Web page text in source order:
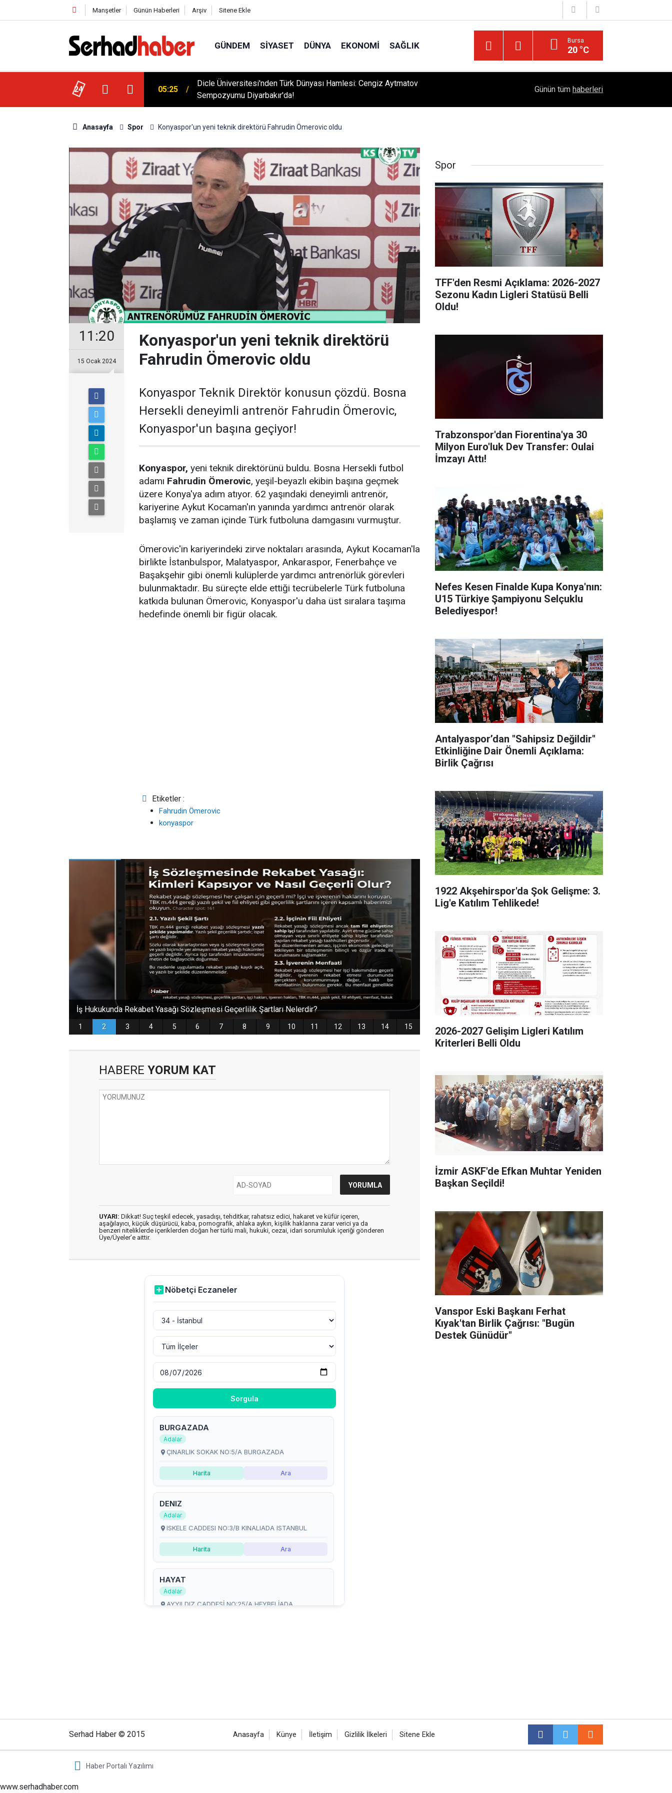
Manşetler Günün Haberleri Arşiv Sitene Ekle
GÜNDEM SIYASET DÜNYA EKONOMI SAĞLIK Bursa
20 °C
24
Düşük Kalorili Multi-Fiber İçecek Tozu 05:25
Dicle Üniversitesi'nden Türk Dünyası Hamlesi: Cengiz Aytmatov
Sempozyumu Diyarbakır'da!
Günün tüm haberleri
Anasayfa Spor Konyaspor'un yeni teknik direktörü Fahrudin Ömerovic oldu
11:20
15 Ocak 2024
Konyaspor'un yeni teknik direktörü
Fahrudin Ömerovic oldu
Konyaspor Teknik Direktör konusun çözdü. Bosna
Hersekli deneyimli antrenör Fahrudin Ömerovic,
Konyaspor'un başına geçiyor!
Konyaspor, yeni teknik direktörünü buldu. Bosna Hersekli futbol
adamı Fahrudin Ömerovic, yeşil-beyazlı ekibin başına geçmek
üzere Konya'ya adım atıyor. 62 yaşındaki deneyimli antrenör,
kariyerine Aykut Kocaman'ın yanında yardımcı antrenör olarak
başlamış ve zaman içinde Türk futboluna damgasını vurmuştur.
Ömerovic'in kariyerindeki zirve noktaları arasında, Aykut Kocaman'la
birlikte İstanbulspor, Malatyaspor, Ankaraspor, Fenerbahçe ve
Başakşehir gibi önemli kulüplerde yardımcı antrenörlük görevleri
bulunmaktadır. Bu süreçte elde ettiği tecrübelerle Türk futboluna
katkıda bulunan Ömerovic, Konyaspor'u daha üst sıralara taşıma
hedefinde önemli bir figür olacak.
Etiketler :
Fahrudin Ömerovic
konyaspor
HABERE YORUM KAT
UYARI: Dikkat! Suç teşkil edecek, yasadışı, tehditkar, rahatsız edici, hakaret ve küfür içeren,
aşağılayıcı, küçük düşürücü, kaba, pornografik, ahlaka aykırı, kişilik haklarına zarar verici ya da
benzeri niteliklerde içeriklerden doğan her türlü mali, hukuki, cezai, idari sorumluluk içeriği gönderen
Üye/Üyeler’e aittir.
Spor
TFF'den Resmi Açıklama: 2026-2027
Sezonu Kadın Ligleri Statüsü Belli
Oldu!
Trabzonspor'dan Fiorentina'ya 30
Milyon Euro'luk Dev Transfer: Oulai
İmzayı Attı!
Nefes Kesen Finalde Kupa Konya'nın:
U15 Türkiye Şampiyonu Selçuklu
Belediyespor!
Antalyaspor’dan "Sahipsiz Değildir"
Etkinliğine Dair Önemli Açıklama:
Birlik Çağrısı
1922 Akşehirspor'da Şok Gelişme: 3.
Lig'e Katılım Tehlikede!
2026-2027 Gelişim Ligleri Katılım
Kriterleri Belli Oldu
İzmir ASKF'de Efkan Muhtar Yeniden
Başkan Seçildi!
Vanspor Eski Başkanı Ferhat
Kıyak'tan Birlik Çağrısı: "Bugün
Destek Günüdür"
Serhad Haber © 2015 Anasayfa Künye İletişim Gizlilik İlkeleri Sitene Ekle
Haber Portalı Yazılımı
www.serhadhaber.com